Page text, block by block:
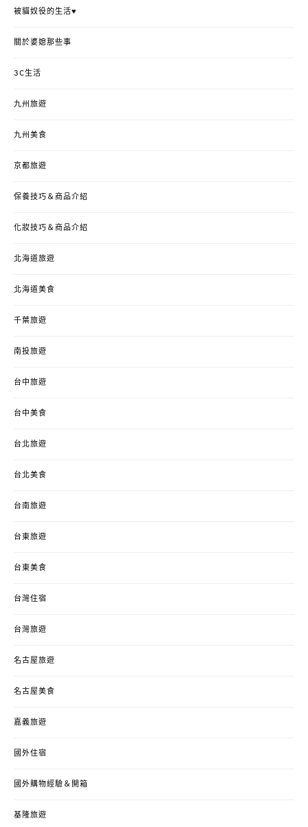
被貓奴役的生活♥
關於婆媳那些事
3C生活
九州旅遊
九州美食
京都旅遊
保養技巧＆商品介紹
化妝技巧＆商品介紹
北海道旅遊
北海道美食
千葉旅遊
南投旅遊
台中旅遊
台中美食
台北旅遊
台北美食
台南旅遊
台東旅遊
台東美食
台灣住宿
台灣旅遊
名古屋旅遊
名古屋美食
嘉義旅遊
國外住宿
國外購物經驗＆開箱
基隆旅遊